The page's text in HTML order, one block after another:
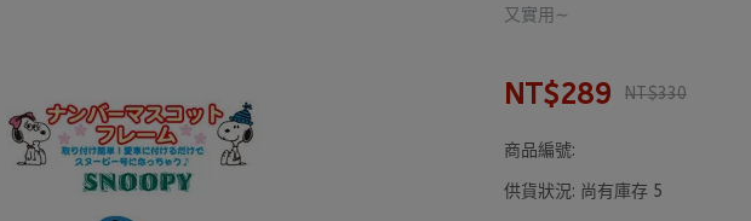
又實用∼
NT$289 NT$330
商品編號:
供貨狀況: 尚有庫存 5